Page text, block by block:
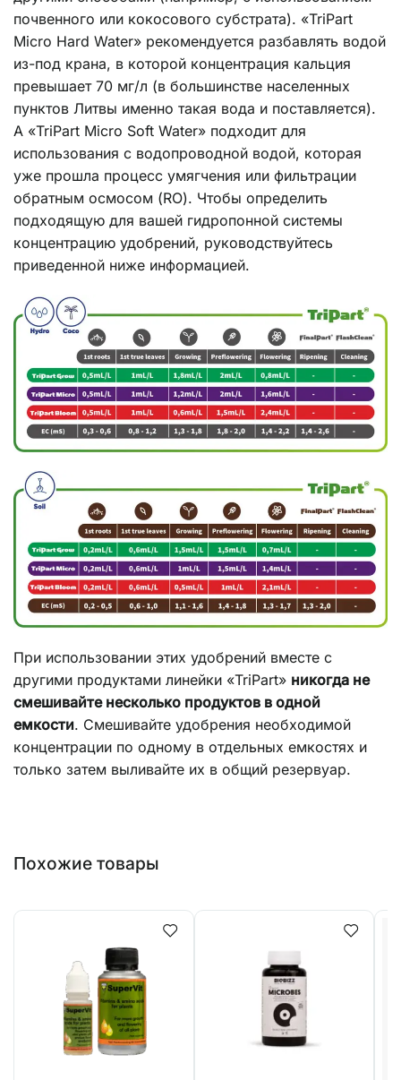
почвенного или кокосового субстрата). «TriPart
Micro Hard Water» рекомендуется разбавлять водой
из-под крана, в которой концентрация кальция
превышает 70 мг/л (в большинстве населенных
пунктов Литвы именно такая вода и поставляется).
А «TriPart Micro Soft Water» подходит для
использования с водопроводной водой, которая
уже прошла процесс умягчения или фильтрации
обратным осмосом (RO). Чтобы определить
подходящую для вашей гидропонной системы
концентрацию удобрений, руководствуйтесь
приведенной ниже информацией.
При использовании этих удобрений вместе с
другими продуктами линейки «TriPart» никогда не
смешивайте несколько продуктов в одной
емкости. Смешивайте удобрения необходимой
концентрации по одному в отдельных емкостях и
только затем выливайте их в общий резервуар.
Похожие товары